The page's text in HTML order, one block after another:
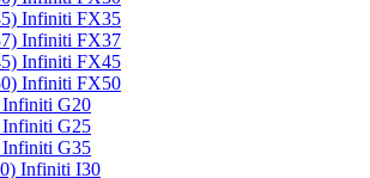
Infiniti FX35
Infiniti FX37
Infiniti FX45
Infiniti FX50
Infiniti G20
Infiniti G25
Infiniti G35
Infiniti I30